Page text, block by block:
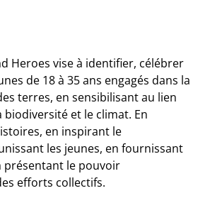
Heroes vise à identifier, célébrer
de 18 à 35 ans engagés dans la
terres, en sensibilisant au lien
biodiversité et le climat. En
en inspirant le
les jeunes, en fournissant
présentant le pouvoir
efforts collectifs.